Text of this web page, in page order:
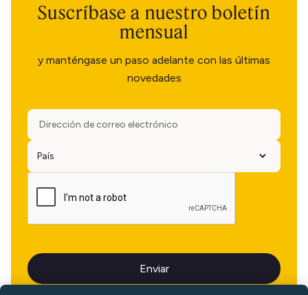
Suscríbase a nuestro boletín
mensual
y manténgase un paso adelante con las últimas
novedades